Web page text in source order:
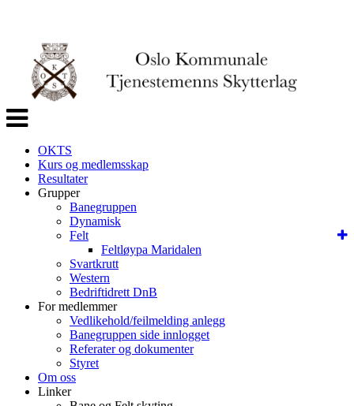
Veksle
navigasjon
OKTS
Kurs og medlemsskap
Resultater
Grupper
Banegruppen
Dynamisk
Felt
Feltløypa Maridalen
Svartkrutt
Western
Bedriftidrett DnB
For medlemmer
Vedlikehold/feilmelding anlegg
Banegruppen side innlogget
Referater og dokumenter
Styret
Om oss
Linker